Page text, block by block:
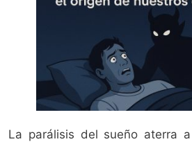
La parálisis del sueño aterra